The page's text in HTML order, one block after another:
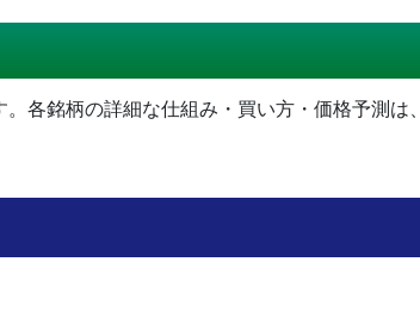
各銘柄の詳細な仕組み・買い方・価格予測は